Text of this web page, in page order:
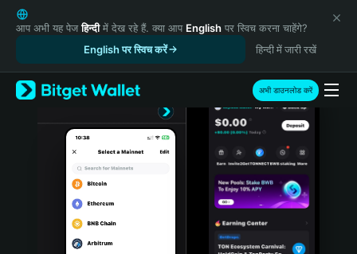
English
日本語
Русский
Español (Latinoamérica)
Türkçe
Português (Portugal)
Bahasa Indonesia
आप अभी यह पेजहिन्दीमें देख रहे हैं. क्या आप English पर स्विच करना चाहेंगे?
English पर स्विच करें
हिन्दी में जारी रखें
अभी डाउनलोड करें